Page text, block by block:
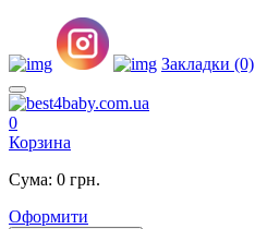
Закладки (0)
0
Корзина
Сума: 0 грн.
Оформити